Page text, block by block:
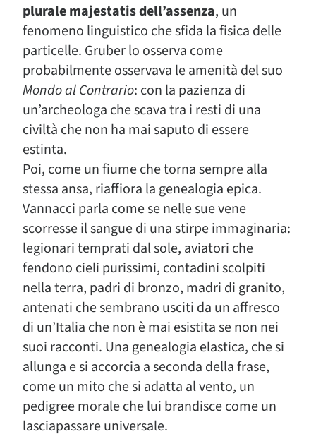
plurale majestatis dell’assenza, un
fenomeno linguistico che sfida la fisica delle
particelle. Gruber lo osserva come
probabilmente osservava le amenità del suo
Mondo al Contrario: con la pazienza di
un’archeologa che scava tra i resti di una
civiltà che non ha mai saputo di essere
estinta.
Poi, come un fiume che torna sempre alla
stessa ansa, riaffiora la genealogia epica.
Vannacci parla come se nelle sue vene
scorresse il sangue di una stirpe immaginaria:
legionari temprati dal sole, aviatori che
fendono cieli purissimi, contadini scolpiti
nella terra, padri di bronzo, madri di granito,
antenati che sembrano usciti da un affresco
di un’Italia che non è mai esistita se non nei
suoi racconti. Una genealogia elastica, che si
allunga e si accorcia a seconda della frase,
come un mito che si adatta al vento, un
pedigree morale che lui brandisce come un
lasciapassare universale.